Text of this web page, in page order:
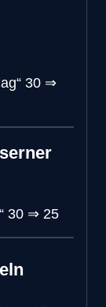
30 ⇒
30 ⇒ 25